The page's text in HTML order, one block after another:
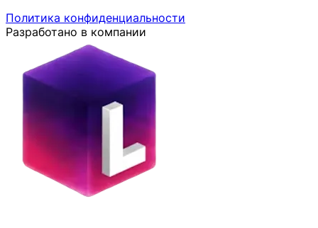
Политика конфиденциальности
Разработано в компании